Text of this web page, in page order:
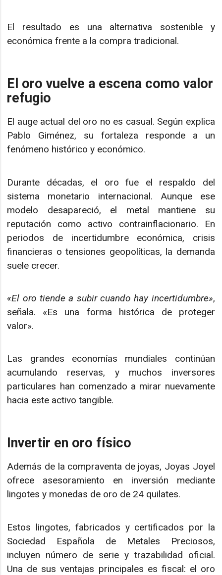
El resultado es una alternativa sostenible y
económica frente a la compra tradicional.
El oro vuelve a escena como valor
refugio
El auge actual del oro no es casual. Según explica
Pablo Giménez, su fortaleza responde a un
fenómeno histórico y económico.
Durante décadas, el oro fue el respaldo del
sistema monetario internacional. Aunque ese
modelo desapareció, el metal mantiene su
reputación como activo contrainflacionario. En
periodos de incertidumbre económica, crisis
financieras o tensiones geopolíticas, la demanda
suele crecer.
«El oro tiende a subir cuando hay incertidumbre»,
señala. «Es una forma histórica de proteger
valor».
Las grandes economías mundiales continúan
acumulando reservas, y muchos inversores
particulares han comenzado a mirar nuevamente
hacia este activo tangible.
Invertir en oro físico
Además de la compraventa de joyas, Joyas Joyel
ofrece asesoramiento en inversión mediante
lingotes y monedas de oro de 24 quilates.
Estos lingotes, fabricados y certificados por la
Sociedad Española de Metales Preciosos,
incluyen número de serie y trazabilidad oficial.
Una de sus ventajas principales es fiscal: el oro